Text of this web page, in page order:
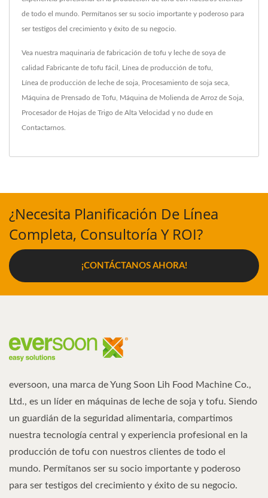
de todo el mundo. Permítanos ser su socio importante y poderoso para
ser testigos del crecimiento y éxito de su negocio.
Vea nuestra maquinaria de fabricación de tofu y leche de soya de
calidad Fabricante de tofu fácil Línea de producción de tofu
Línea de producción de leche de soja Procesamiento de soja seca
Máquina de Prensado de Tofu Máquina de Molienda de Arroz de Soja
Procesador de Hojas de Trigo de Alta Velocidad y no dude en
Contactarnos
¿Necesita Planificación De Línea
Completa, Consultoría Y ROI?
¡CONTÁCTANOS AHORA!
eversoon, una marca de Yung Soon Lih Food Machine Co.,
Ltd., es un líder en máquinas de leche de soja y tofu. Siendo
un guardián de la seguridad alimentaria, compartimos
nuestra tecnología central y experiencia profesional en la
producción de tofu con nuestros clientes de todo el
mundo. Permítanos ser su socio importante y poderoso
para ser testigos del crecimiento y éxito de su negocio.